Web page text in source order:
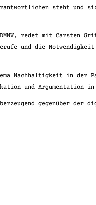
steht und
redet mit Carsten
und die
Nachhaltigkeit in der
und Argumentation
gegenüber der